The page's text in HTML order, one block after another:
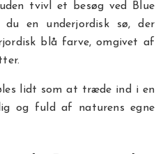
tvivl et besøg ved Blue
en underjordisk sø, der
blå farve, omgivet af
lidt som at træde ind i en
og fuld af naturens egne